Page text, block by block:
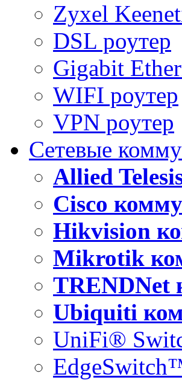
Zyxel
DSL роутер
Gigabit
WIFI роутер
VPN роутер
Сетевые
Allied
Cisco
Hikvision
Mikrotik
TRENDNet
Ubiquiti
UniFi®